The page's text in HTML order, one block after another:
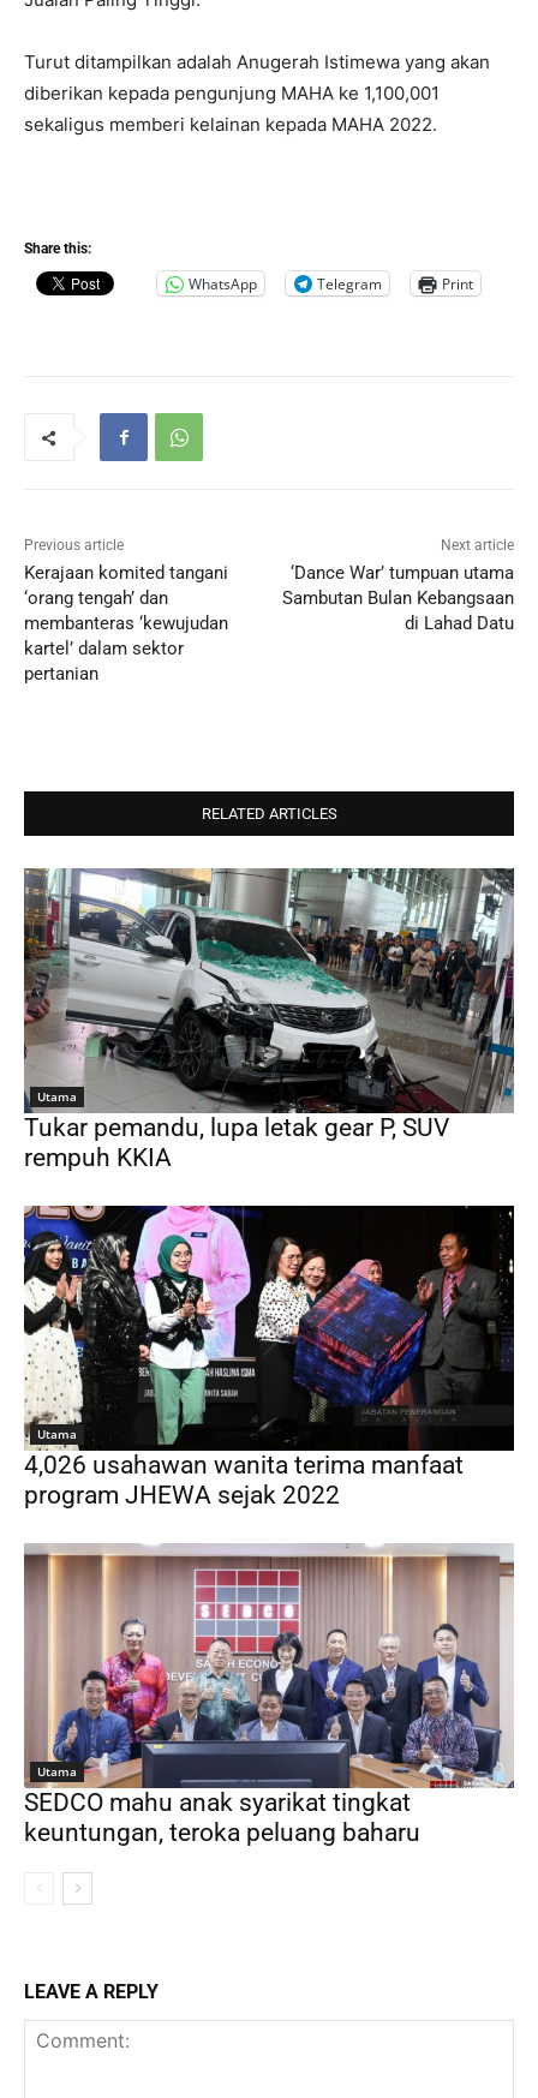
Turut ditampilkan adalah Anugerah Istimewa yang akan
diberikan kepada pengunjung MAHA ke 1,100,001
sekaligus memberi kelainan kepada MAHA 2022.
Share this:
WhatsApp Telegram Print
Previous article
Kerajaan komited tangani
‘orang tengah’ dan
membanteras ‘kewujudan
kartel’ dalam sektor
pertanian
Next article
‘Dance War’ tumpuan utama
Sambutan Bulan Kebangsaan
di Lahad Datu
RELATED ARTICLES
Utama
Tukar pemandu, lupa letak gear P, SUV
rempuh KKIA
Utama
4,026 usahawan wanita terima manfaat
program JHEWA sejak 2022
Utama
SEDCO mahu anak syarikat tingkat
keuntungan, teroka peluang baharu
LEAVE A REPLY